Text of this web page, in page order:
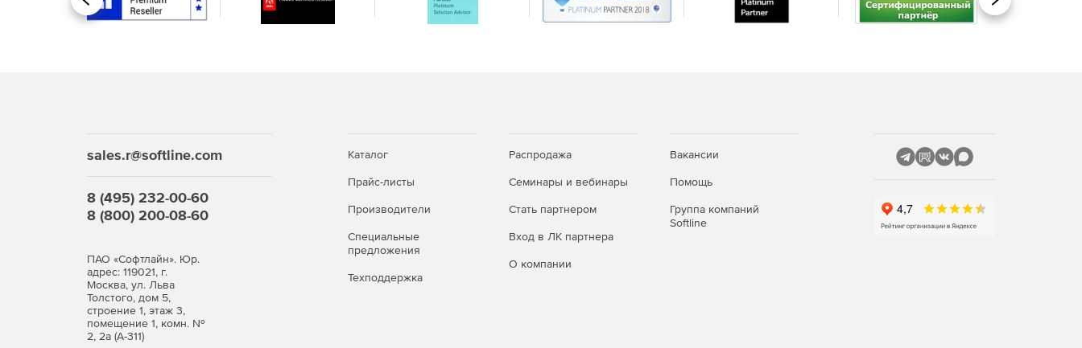
Назад Вперед
sales.r@softline.com
8 (495) 232-00-60
8 (800) 200-08-60
ПАО «Софтлайн». Юр.
адрес: 119021, г.
Москва, ул. Льва
Толстого, дом 5,
строение 1, этаж 3,
помещение 1, комн. №
2, 2а (А-311)
Каталог
Прайс-листы
Производители
Специальные
предложения
Техподдержка
Распродажа
Семинары и вебинары
Стать партнером
Вход в ЛК партнера
О компании
Вакансии
Помощь
Группа компаний
Softline